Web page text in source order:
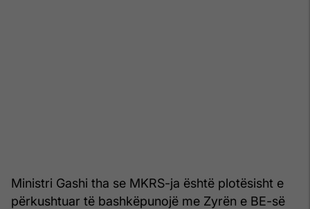
Ministri Gashi tha se MKRS-ja është plotësisht e
përkushtuar të bashkëpunojë me Zyrën e BE-së